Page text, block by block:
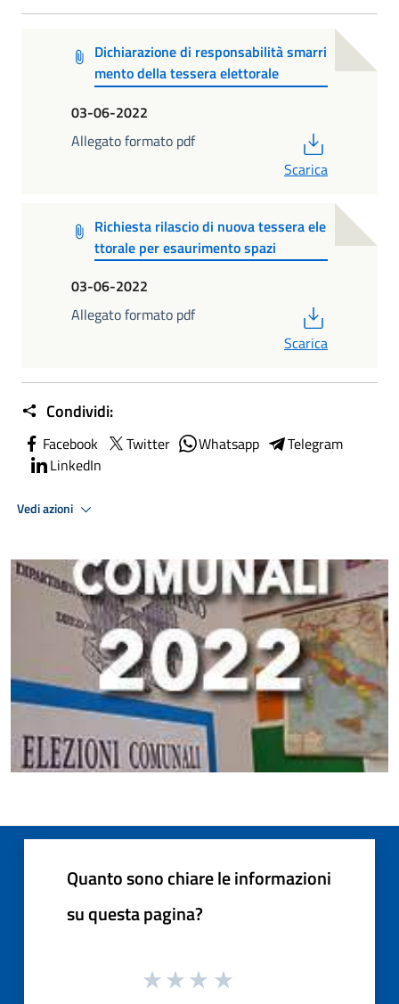
Dichiarazione di responsabilità smarri
mento della tessera elettorale
03-06-2022
Allegato formato pdf
Scarica
Richiesta rilascio di nuova tessera ele
ttorale per esaurimento spazi
03-06-2022
Allegato formato pdf
Scarica
Condividi:
Facebook Twitter Whatsapp
Telegram
LinkedIn
Vedi azioni
Quanto sono chiare le informazioni
su questa pagina?